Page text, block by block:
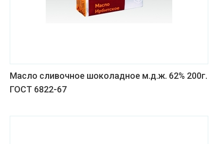
Масло сливочное шоколадное м.д.ж. 62% 200г.
ГОСТ 6822-67